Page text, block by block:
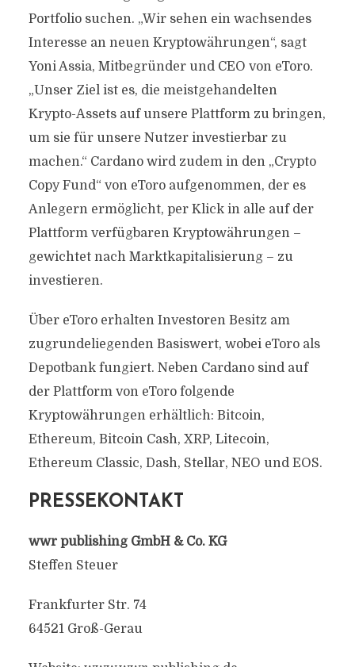
Portfolio suchen. „Wir sehen ein wachsendes
Interesse an neuen Kryptowährungen“, sagt
Yoni Assia, Mitbegründer und CEO von eToro.
„Unser Ziel ist es, die meistgehandelten
Krypto-Assets auf unsere Plattform zu bringen,
um sie für unsere Nutzer investierbar zu
machen.“ Cardano wird zudem in den „Crypto
Copy Fund“ von eToro aufgenommen, der es
Anlegern ermöglicht, per Klick in alle auf der
Plattform verfügbaren Kryptowährungen –
gewichtet nach Marktkapitalisierung – zu
investieren.
Über eToro erhalten Investoren Besitz am
zugrundeliegenden Basiswert, wobei eToro als
Depotbank fungiert. Neben Cardano sind auf
der Plattform von eToro folgende
Kryptowährungen erhältlich: Bitcoin,
Ethereum, Bitcoin Cash, XRP, Litecoin,
Ethereum Classic, Dash, Stellar, NEO und EOS.
PRESSEKONTAKT
wwr publishing GmbH & Co. KG
Steffen Steuer
Frankfurter Str. 74
64521 Groß-Gerau